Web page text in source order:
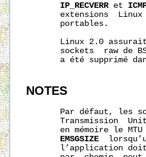
IP_RECVERR et
extensions
       portables.
Linux 2.0
sockets  raw de
a été supprimé
NOTES
Par défaut, les
Transmission
en mémoire le
EMSGSIZE
l’application